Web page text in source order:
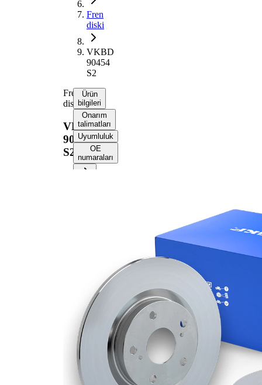
Fren
diski
VKBD
90454
S2
Fren
diski
VKBD
90454
S2
Ürün
bilgileri
Onarım
talimatları
Uyumluluk
OE
numaraları
10 mm
kalınlık
Deliklerin
sayısı
1
Dış çap
280 mm
Delik sayısı
5
Merkezleme
67,1 mm
Delik
çemberi-Ø
112 mm